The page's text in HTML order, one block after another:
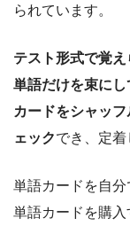
られています。
テスト形式で覚え
単語だけを束に
カードをシャッフ
ェックでき、定着
単語カードを自
単語カードを購